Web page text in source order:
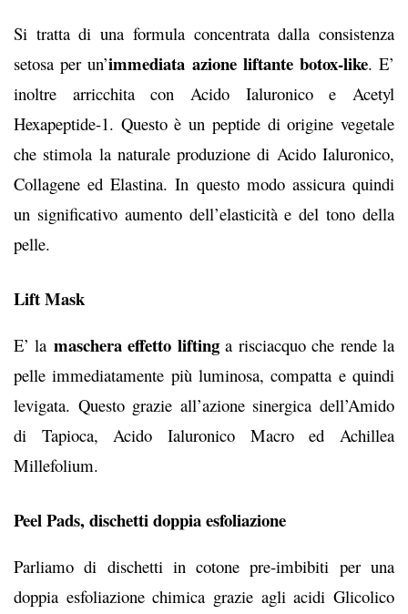
Si tratta di una formula concentrata dalla consistenza
setosa per un’immediata azione liftante botox-like. E’
inoltre arricchita con Acido Ialuronico e Acetyl
Hexapeptide-1. Questo è un peptide di origine vegetale
che stimola la naturale produzione di Acido Ialuronico,
Collagene ed Elastina. In questo modo assicura quindi
un significativo aumento dell’elasticità e del tono della
pelle.
Lift Mask
E’ la maschera effetto liftinga risciacquo che rende la
pelle immediatamente più luminosa, compatta e quindi
levigata. Questo grazie all’azione sinergica dell’Amido
di Tapioca, Acido Ialuronico Macro ed Achillea
Millefolium.
Peel Pads,dischetti doppia esfoliazione
Parliamo di dischetti in cotone pre-imbibiti per una
doppia esfoliazione chimica grazie agli acidi Glicolico